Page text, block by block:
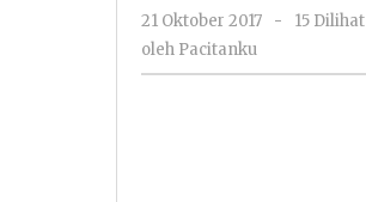
21 Oktober 2017
oleh
-
15 Dilihat
oleh Pacitanku